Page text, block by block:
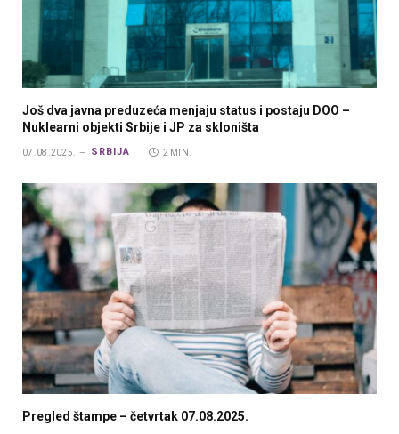
Još dva javna preduzeća menjaju status i postaju DOO –
Nuklearni objekti Srbije i JP za skloništa
07.08.2025. SRBIJA 2 MIN.
Pregled štampe – četvrtak 07.08.2025.